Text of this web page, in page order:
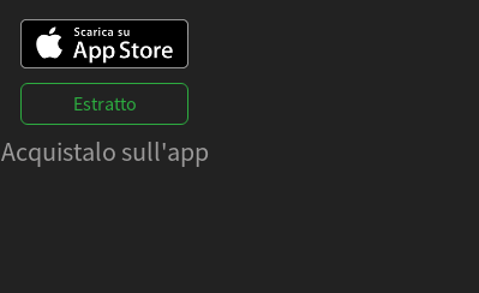
Estratto
Acquistalo sull'app